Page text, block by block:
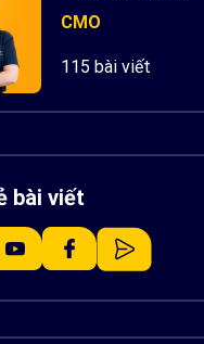
CMO
115 bài viết
bài viết